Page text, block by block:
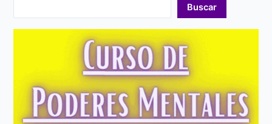
Buscar